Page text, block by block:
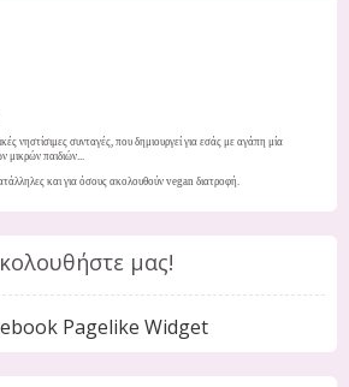
νηστίσιμες συνταγές, που δημιουργεί για εσάς με αγάπη μία
μικρών παιδιών...
και για όσους ακολουθούν vegan διατροφή.
μας!